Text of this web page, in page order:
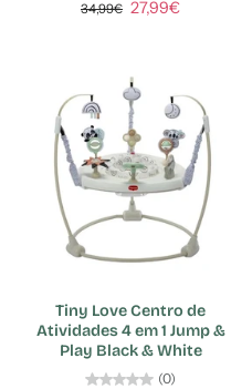
34,99€ 27,99€
Tiny Love Centro de
Atividades 4 em 1 Jump &
Play Black & White
(0)